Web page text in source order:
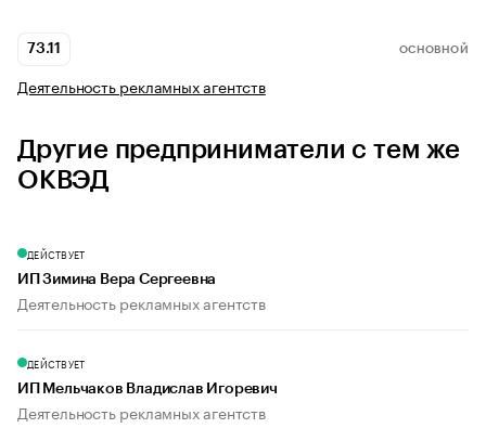
73.11 ОСНОВНОЙ
Деятельность рекламных агентств
Другие предприниматели с тем же
ОКВЭД
ДЕЙСТВУЕТ
ИП Зимина Вера Сергеевна
Деятельность рекламных агентств
ДЕЙСТВУЕТ
ИП Мельчаков Владислав Игоревич
Деятельность рекламных агентств